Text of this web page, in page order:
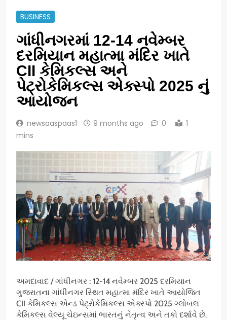
BUSINESS
ગાંધીનગરમાં 12-14 નવેમ્બર
દરમિયાન મહાત્મા મંદિર ખાતે
CII કેમિકલ્સ અને
પેટ્રોકેમિકલ્સ એક્સ્પો 2025 નું
આયોજન
newsaaspaas1 9 months ago 0
1
mins
અમદાવાદ / ગાંધીનગર : 12-14 નવેમ્બર 2025 દરમિયાન
ગુજરાતના ગાંધીનગર સ્થિત મહાત્મા મંદિર ખાતે આયોજિત
CII કેમિકલ્સ એન્ડ પેટ્રોકેમિકલ્સ એક્સ્પો 2025 ગ્લોબલ
કેમિકલ્સ વેલ્યૂ ચેઇન્સમાં ભારતનું નેતૃત્વ અને તકો દર્શાવે છે.